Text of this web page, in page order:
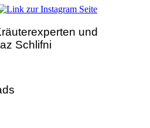
und
Schlifni